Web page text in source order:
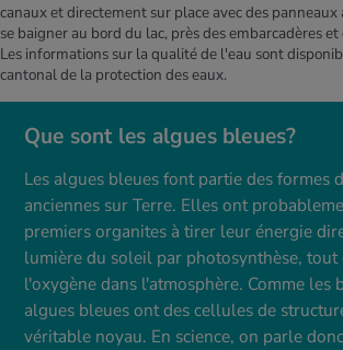
Que sont les algues bleues?
Les algues bleues font partie des formes
anciennes sur Terre. Elles ont
premiers organites à tirer leur énergie
lumière du soleil par photosynthèse,
l'oxygène dans l'atmosphère. Comme les
algues bleues ont des cellules de
véritable noyau. En science, on parle
canaux et directement sur place avec des
se baigner au bord du lac, près des embarcadères
Les informations sur la qualité de l'eau sont
cantonal de la protection des eaux.